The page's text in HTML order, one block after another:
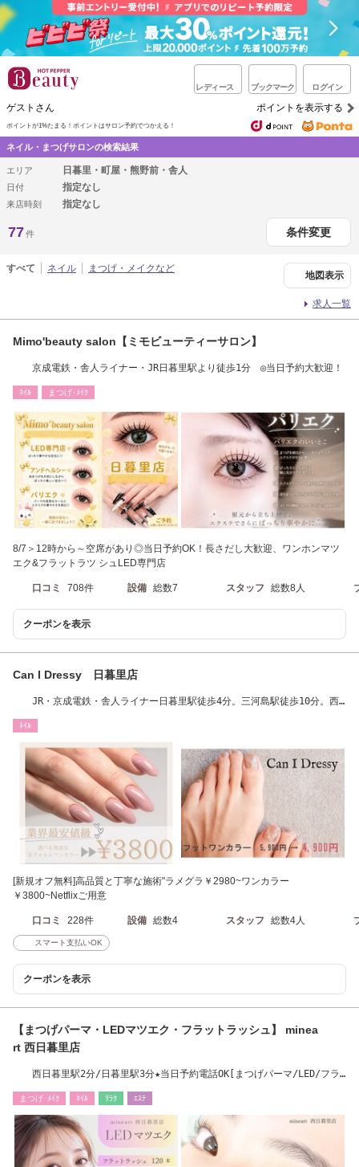
レディース ブックマーク ログイン
ゲストさん ポイントを表示する
ポイントが1%たまる！ ポイントはサロン予約でつかえる！
ネイル・まつげサロンの検索結果
エリア 日暮里・町屋・熊野前・舎人
日付 指定なし
来店時刻 指定なし
77件 条件変更
地図表示
すべて ネイル まつげ・メイクなど
求人一覧
Mimo'beauty salon【ミモビューティーサロン】
京成電鉄・舎人ライナー・JR日暮里駅より徒歩1分 ◎当日予約大歓迎！
ﾈｲﾙ まつげ･ﾒｲｸ
8/7＞12時から～空席があり◎当日予約OK！長さだし大歓迎、ワンホンマツ
エク&フラットラツ シュLED専門店
口コミ 708件 設備 総数7 スタッフ 総数8人
クーポンを表示
Can I Dressy 日暮里店
JR・京成電鉄・舎人ライナー日暮里駅徒歩4分。三河島駅徒歩10分。西
ﾈｲﾙ
[新規オフ無料]高品質と丁寧な施術"ラメグラ￥2980~ワンカラー
￥3800~Netflixご用意
口コミ 228件 設備 総数4 スタッフ 総数4人
スマート支払いOK
クーポンを表示
【まつげパーマ・LEDマツエク・フラットラッシュ】 minea
rt 西日暮里店
西日暮里駅2分/日暮里駅3分★当日予約電話OK[まつげパーマ/LED/フラ
まつげ･ﾒｲｸ ﾈｲﾙ ﾘﾗｸ ｴｽﾃ